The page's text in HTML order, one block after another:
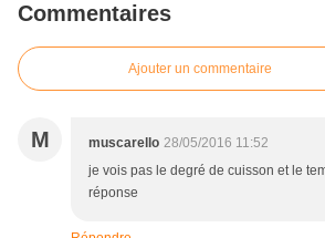
Commentaires
Ajouter un commentaire
M muscarello 28/05/2016 11:52
je vois pas le degré de cuisson et le
réponse